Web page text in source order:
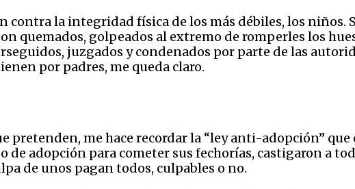
contra la integridad física de los más débiles, los niños.
quemados, golpeados al extremo de romperles los
juzgados y condenados por parte de las
por padres, me queda claro.
pretenden, me hace recordar la “ley anti-adopción”
adopción para cometer sus fechorías, castigaron a
de unos pagan todos, culpables o no.